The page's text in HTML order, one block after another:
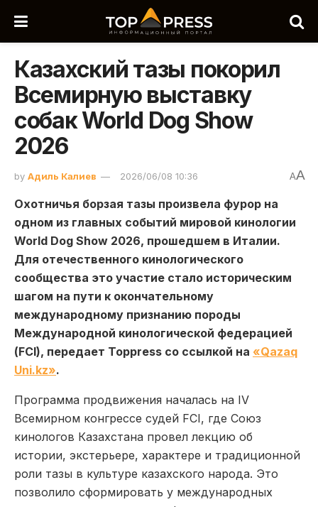
Казахский тазы покорил
Всемирную выставку
собак World Dog Show
2026
by Адиль Калиев 2026/06/08 10:36 AA
Охотничья борзая тазы произвела фурор на
одном из главных событий мировой кинологии
World Dog Show 2026, прошедшем в Италии.
Для отечественного кинологического
сообщества это участие стало историческим
шагом на пути к окончательному
международному признанию породы
Международной кинологической федерацией
(FCI), передает Toppress со ссылкой на «Qazaq
Uni.kz».
Программа продвижения началась на IV
Всемирном конгрессе судей FCI, где Союз
кинологов Казахстана провел лекцию об
истории, экстерьере, характере и традиционной
роли тазы в культуре казахского народа. Это
позволило сформировать у международных